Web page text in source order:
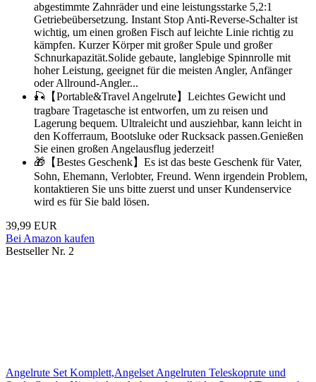
abgestimmte Zahnräder und eine leistungsstarke 5,2:1
Getriebeübersetzung. Instant Stop Anti-Reverse-Schalter ist
wichtig, um einen großen Fisch auf leichte Linie richtig zu
kämpfen. Kurzer Körper mit großer Spule und großer
Schnurkapazität.Solide gebaute, langlebige Spinnrolle mit
hoher Leistung, geeignet für die meisten Angler, Anfänger
oder Allround-Angler...
🎣【Portable&Travel Angelrute】Leichtes Gewicht und
tragbare Tragetasche ist entworfen, um zu reisen und
Lagerung bequem. Ultraleicht und ausziehbar, kann leicht in
den Kofferraum, Bootsluke oder Rucksack passen.Genießen
Sie einen großen Angelausflug jederzeit!
🎁【Bestes Geschenk】Es ist das beste Geschenk für Vater,
Sohn, Ehemann, Verlobter, Freund. Wenn irgendein Problem,
kontaktieren Sie uns bitte zuerst und unser Kundenservice
wird es für Sie bald lösen.
39,99 EUR
Bei Amazon kaufen
Bestseller Nr. 2
Angelrute Set Komplett,Angelset Angelruten Teleskoprute und